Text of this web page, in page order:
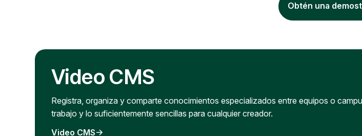
Obtén una
Video CMS
Registra, organiza y comparte conocimientos especializados entre equipos o
trabajo y lo suficientemente sencillas para cualquier creador.
Video CMS